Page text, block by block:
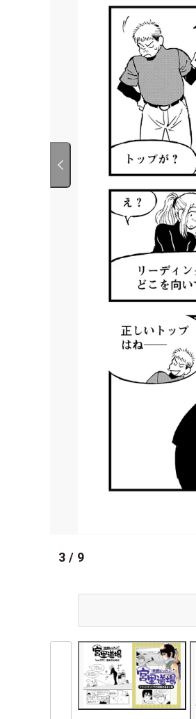
3 / 9